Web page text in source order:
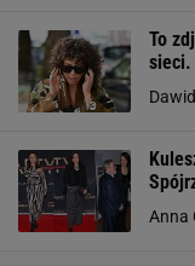
To
sieci.
Anna